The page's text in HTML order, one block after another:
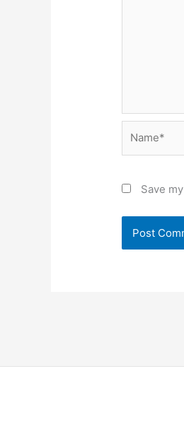
Save